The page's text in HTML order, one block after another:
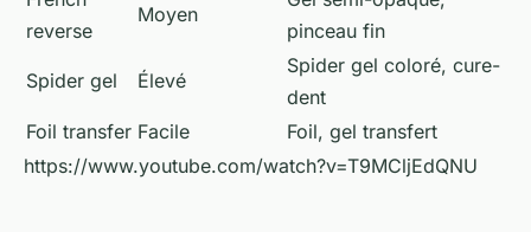
reverse
Moyen
pinceau fin
Spider gel Élevé
Spider gel coloré, cure-
dent
Foil transfer Facile
Foil, gel transfert
https://www.youtube.com/watch?v=T9MCljEdQNU